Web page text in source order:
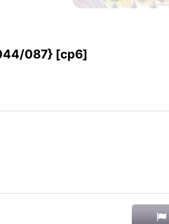
087} [cp6]